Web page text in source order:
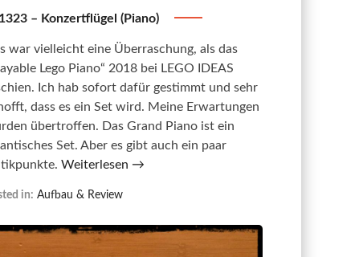
– Konzertflügel (Piano)
war vielleicht eine Überraschung, als das
Lego Piano“ 2018 bei LEGO IDEAS
Ich hab sofort dafür gestimmt und sehr
dass es ein Set wird. Meine Erwartungen
übertroffen. Das Grand Piano ist ein
Set. Aber es gibt auch ein paar
Weiterlesen →
in: Aufbau & Review